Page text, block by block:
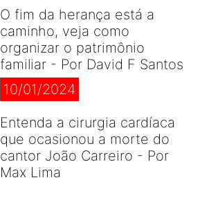
O fim da herança está a
caminho, veja como
organizar o patrimônio
familiar - Por David F Santos
10/01/2024
Entenda a cirurgia cardíaca
que ocasionou a morte do
cantor João Carreiro - Por
Max Lima